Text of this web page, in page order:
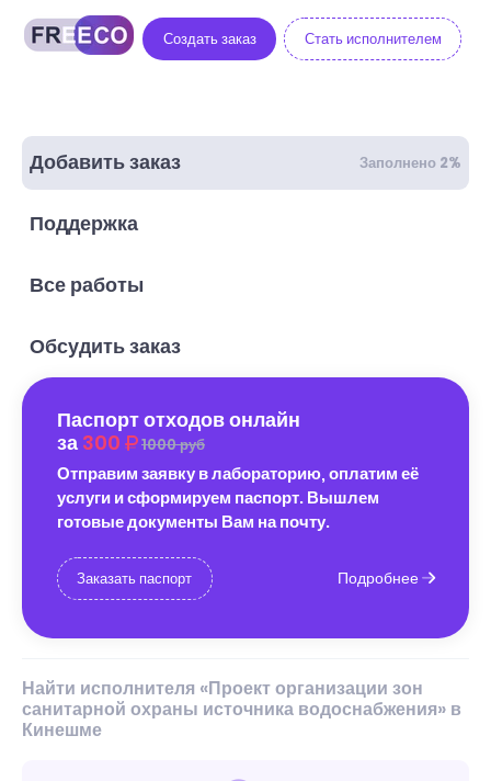
Создать заказ Стать исполнителем
Добавить заказ Заполнено 2%
Поддержка
Все работы
Обсудить заказ
Паспорт отходов онлайн
за 300 1000 руб
Отправим заявку в лабораторию, оплатим её
услуги и сформируем паспорт. Вышлем
готовые документы Вам на почту.
Заказать паспорт Подробнее
Найти исполнителя «Проект организации зон
санитарной охраны источника водоснабжения» в
Кинешме